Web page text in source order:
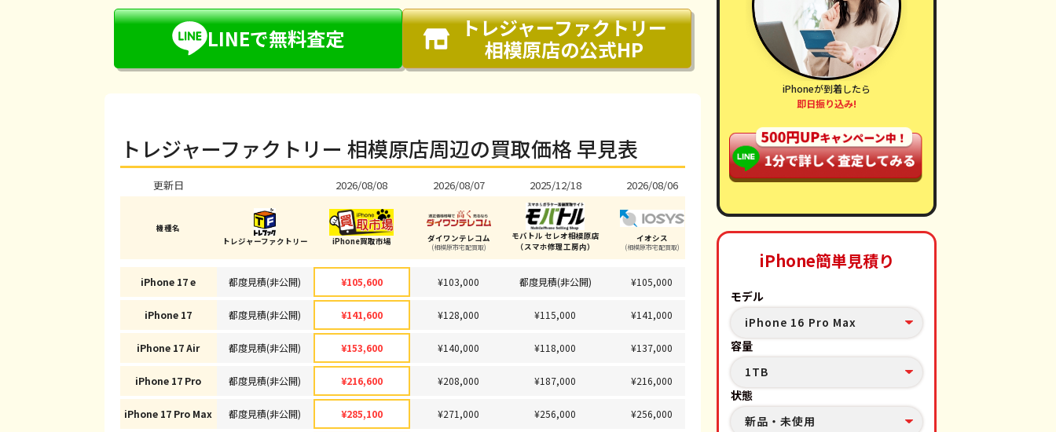
LINEで無料査定
トレジャーファクトリー
相模原店の公式HP
トレジャーファクトリー 相模原店周辺の買取価格 早見表
更新日
機種名
iPhone 17 e
iPhone 17
iPhone 17 Air
iPhone 17 Pro
iPhone 17 Pro Max
トレジャーファクトリー
都度見積(非公開)
都度見積(非公開)
都度見積(非公開)
都度見積(非公開)
都度見積(非公開)
2026/08/08
iPhone買取市場
¥105,600
¥141,600
¥153,600
¥216,600
¥285,100
2026/08/07
ダイワンテレコム
(相模原市宅配買取)
¥103,000
¥128,000
¥140,000
¥208,000
¥271,000
2025/12/18
モバトル セレオ相模原店
（スマホ修理工房内）
都度見積(非公開)
¥115,000
¥118,000
¥187,000
¥256,000
2026/08/06
イオシス
(相模原市宅配買取)
¥105,000
¥141,000
¥137,000
¥216,000
¥256,000
iPhoneが到着したら
即日振り込み!
iPhone簡単見積り
モデル
iPhone 16 Pro Max
容量
1TB
状態
新品・未使用